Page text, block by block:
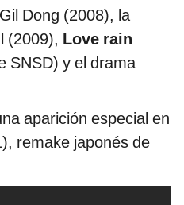
Dong (2008), la
(2009), Love rain
SNSD) y el drama
aparición especial en
remake japonés de